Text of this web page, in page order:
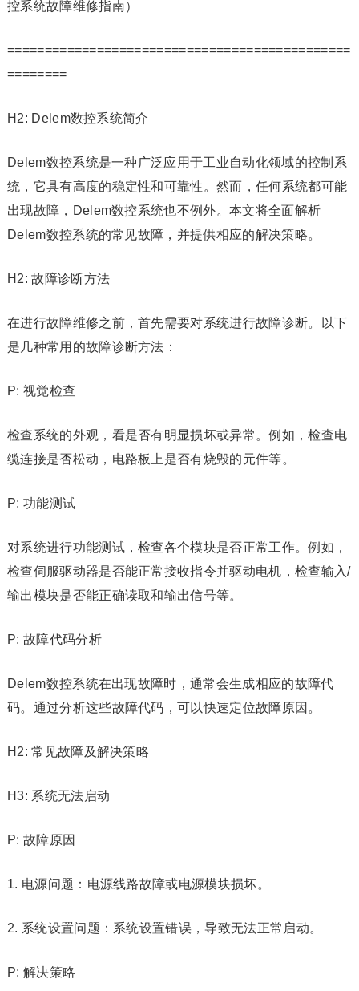
控系统故障维修指南）
==============================================
========
H2: Delem数控系统简介
Delem数控系统是一种广泛应用于工业自动化领域的控制系
统，它具有高度的稳定性和可靠性。然而，任何系统都可能
出现故障，Delem数控系统也不例外。本文将全面解析
Delem数控系统的常见故障，并提供相应的解决策略。
H2: 故障诊断方法
在进行故障维修之前，首先需要对系统进行故障诊断。以下
是几种常用的故障诊断方法：
P: 视觉检查
检查系统的外观，看是否有明显损坏或异常。例如，检查电
缆连接是否松动，电路板上是否有烧毁的元件等。
P: 功能测试
对系统进行功能测试，检查各个模块是否正常工作。例如，
检查伺服驱动器是否能正常接收指令并驱动电机，检查输入/
输出模块是否能正确读取和输出信号等。
P: 故障代码分析
Delem数控系统在出现故障时，通常会生成相应的故障代
码。通过分析这些故障代码，可以快速定位故障原因。
H2: 常见故障及解决策略
H3: 系统无法启动
P: 故障原因
1. 电源问题：电源线路故障或电源模块损坏。
2. 系统设置问题：系统设置错误，导致无法正常启动。
P: 解决策略